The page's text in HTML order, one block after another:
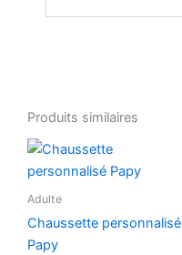
Produits similaires
Adulte
Chaussette personnalisé
Papy